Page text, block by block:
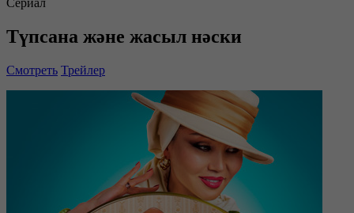
Сериал
Түпсана және жасыл нәски
Смотреть Трейлер